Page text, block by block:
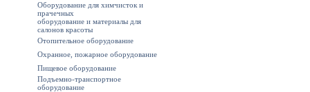
Оборудование для химчисток и
прачечных
оборудование и материалы для
салонов красоты
Отопительное оборудование
Охранное, пожарное оборудование
Пищевое оборудование
Подъемно-транспортное
оборудование